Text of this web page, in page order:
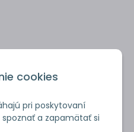
cookies
pri poskytovaní
spoznať a zapamätať si